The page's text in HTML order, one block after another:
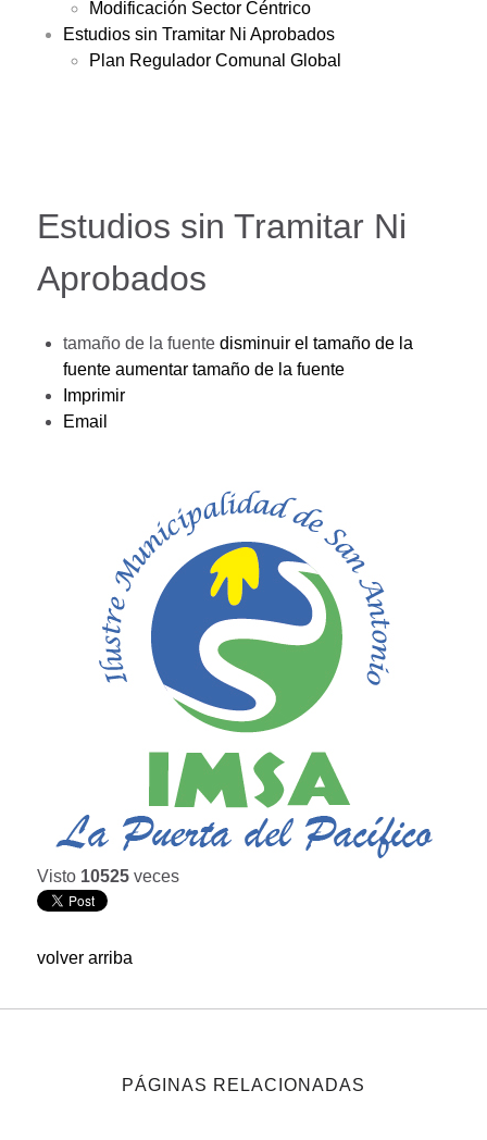
Modificación Sector Céntrico
Estudios sin Tramitar Ni Aprobados
Plan Regulador Comunal Global
Estudios sin Tramitar Ni
Aprobados
tamaño de la fuente disminuir el tamaño de la
fuente aumentar tamaño de la fuente
Imprimir
Email
Visto 10525 veces
volver arriba
PÁGINAS RELACIONADAS